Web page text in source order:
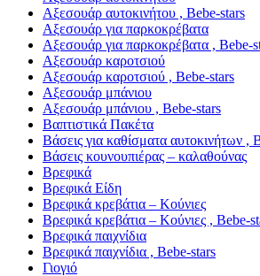
Αξεσουάρ αυτοκινήτου , Bebe-stars
Αξεσουάρ για παρκοκρέβατα
Αξεσουάρ για παρκοκρέβατα , Bebe-
Αξεσουάρ καροτσιού
Αξεσουάρ καροτσιού , Bebe-stars
Αξεσουάρ μπάνιου
Αξεσουάρ μπάνιου , Bebe-stars
Βαπτιστικά Πακέτα
Βάσεις για καθίσματα αυτοκινήτων ,
Βάσεις κουνουπιέρας – καλαθούνας
Βρεφικά
Βρεφικά Είδη
Βρεφικά κρεβάτια – Κούνιες
Βρεφικά κρεβάτια – Κούνιες , Bebe-
Βρεφικά παιχνίδια
Βρεφικά παιχνίδια , Bebe-stars
Γιογιό